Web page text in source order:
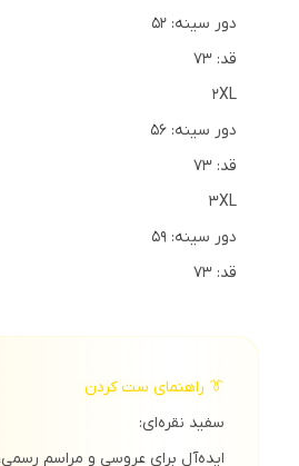
دور سینه: 52
قد: 73
2XL
دور سینه: 56
قد: 73
3XL
دور سینه: 59
قد: 73
👔 راهنمای ست کردن
سفید نقره‌ای:
ایده‌آل برای عروسی و مراسم